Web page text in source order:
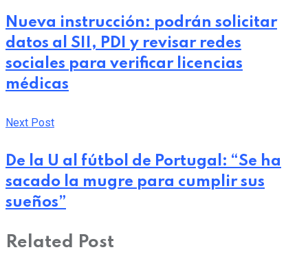
Nueva instrucción: podrán solicitar
datos al SII, PDI y revisar redes
sociales para verificar licencias
médicas
Next Post
De la U al fútbol de Portugal: “Se ha
sacado la mugre para cumplir sus
sueños”
Related Post